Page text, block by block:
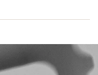
ta ställning till